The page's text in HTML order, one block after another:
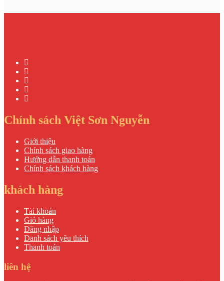
Chính sách Việt Sơn Nguyễn
Giới thiệu
Chính sách giao hàng
Hướng dẫn thanh toán
Chính sách khách hàng
khách hàng
Tài khoản
Giỏ hàng
Đăng nhập
Danh sách yêu thích
Thanh toán
liên hệ